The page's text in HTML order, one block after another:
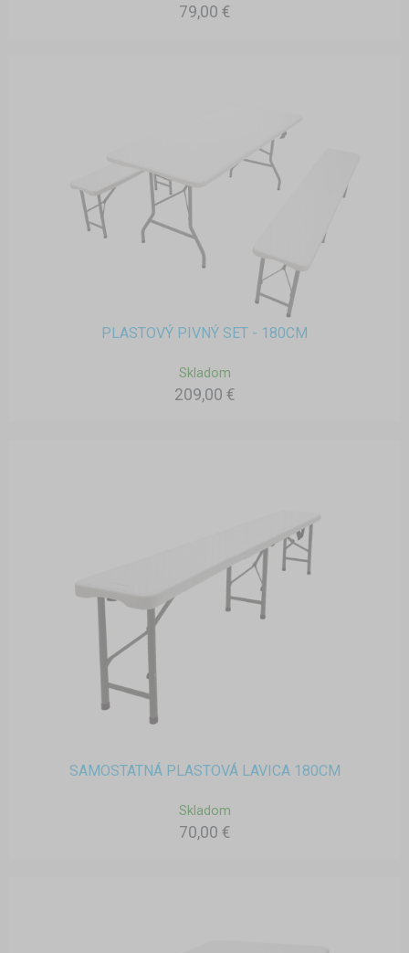
79,00 €
PLASTOVÝ PIVNÝ SET - 180CM
Skladom
209,00 €
SAMOSTATNÁ PLASTOVÁ LAVICA 180CM
Skladom
70,00 €